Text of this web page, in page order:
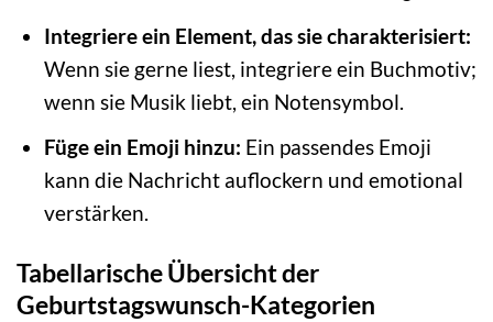
Integriere ein Element, das sie charakterisiert:
Wenn sie gerne liest, integriere ein Buchmotiv;
wenn sie Musik liebt, ein Notensymbol.
Füge ein Emoji hinzu: Ein passendes Emoji
kann die Nachricht auflockern und emotional
verstärken.
Tabellarische Übersicht der
Geburtstagswunsch-Kategorien